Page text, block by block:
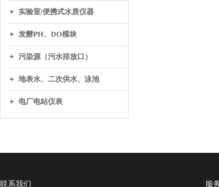
实验室/便携式水质仪器
发酵PH、DO模块
污染源（污水排放口）
地表水、二次供水、泳池
电厂电站仪表
联系我们 服